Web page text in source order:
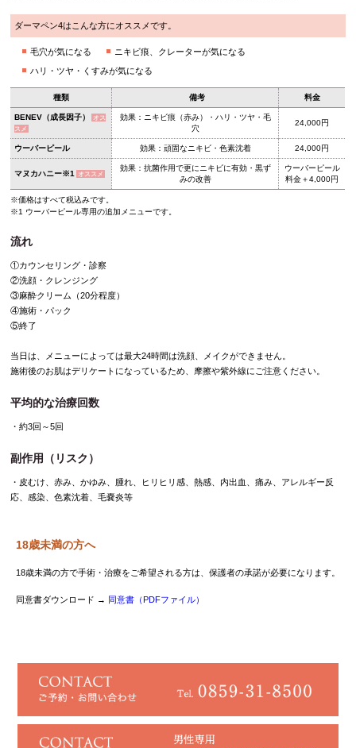
ダーマペン4はこんな方にオススメです。
毛穴が気になる
ニキビ痕、クレーターが気になる
ハリ・ツヤ・くすみが気になる
種類 備考 料金
BENEV（成長因子）
オス
スメ
効果：ニキビ痕（赤み）・ハリ・ツヤ・毛
穴
24,000円
ウーバーピール 効果：頑固なニキビ・色素沈着 24,000円
マヌカハニー※1 オススメ
効果：抗菌作用で更にニキビに有効・黒ず
みの改善
ウーバーピール
料金＋4,000円
※価格はすべて税込みです。
※1 ウーバーピール専用の追加メニューです。
流れ
①カウンセリング・診察
②洗顔・クレンジング
③麻酔クリーム（20分程度）
④施術・パック
⑤終了
当日は、メニューによっては最大24時間は洗顔、メイクができません。
施術後のお肌はデリケートになっているため、摩擦や紫外線にご注意ください。
平均的な治療回数
・約3回～5回
副作用（リスク）
・皮むけ、赤み、かゆみ、腫れ、ヒリヒリ感、熱感、内出血、痛み、アレルギー反
応、感染、色素沈着、毛嚢炎等
18歳未満の方へ
18歳未満の方で手術・治療をご希望される方は、保護者の承諾が必要になります。
同意書ダウンロード → 同意書（PDFファイル）